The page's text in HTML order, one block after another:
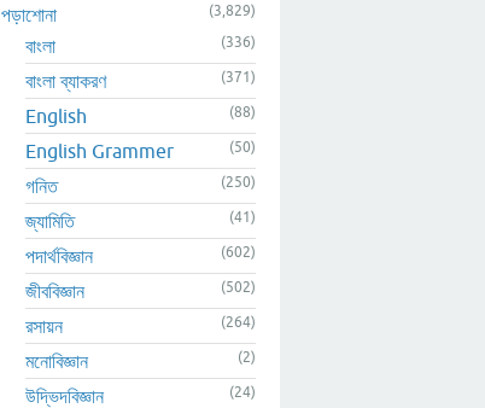
পড়াশোনা
(3,829)
বাংলা (336)
বাংলা ব্যাকরণ (371)
English (88)
English Grammer (50)
গনিত (250)
জ্যামিতি (41)
পদার্থবিজ্ঞান (602)
জীববিজ্ঞান (502)
রসায়ন (264)
মনোবিজ্ঞান (2)
উদ্ভিদবিজ্ঞান (24)